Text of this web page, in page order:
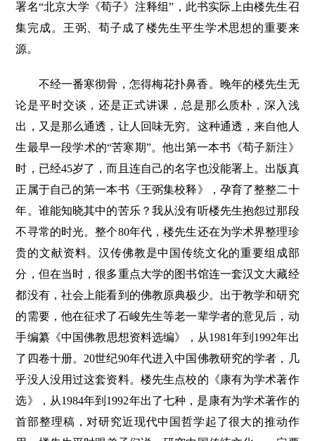
署名“北京大学《荀子》注释组”，此书实际上由楼先生召
集完成。王弼、荀子成了楼先生平生学术思想的重要来
源。
不经一番寒彻骨，怎得梅花扑鼻香。晚年的楼先生无
论是平时交谈，还是正式讲课，总是那么质朴，深入浅
出，又是那么通透，让人回味无穷。这种通透，来自他人
生最早一段学术的“苦寒期”。他出第一本书《荀子新注》
时，已经45岁了，而且连自己的名字也没能署上。出版真
正属于自己的第一本书《王弼集校释》，孕育了整整二十
年。谁能知晓其中的苦乐？我从没有听楼先生抱怨过那段
不寻常的时光。整个80年代，楼先生还在为学术界整理珍
贵的文献资料。汉传佛教是中国传统文化的重要组成部
分，但在当时，很多重点大学的图书馆连一套汉文大藏经
都没有，社会上能看到的佛教原典极少。出于教学和研究
的需要，他在征求了石峻先生等老一辈学者的意见后，动
手编纂《中国佛教思想资料选编》，从1981年到1992年出
了四卷十册。20世纪90年代进入中国佛教研究的学者，几
乎没人没用过这套资料。楼先生点校的《康有为学术著作
选》，从1984年到1992年出了七种，是康有为学术著作的
首部整理稿，对研究近现代中国哲学起了很大的推动作